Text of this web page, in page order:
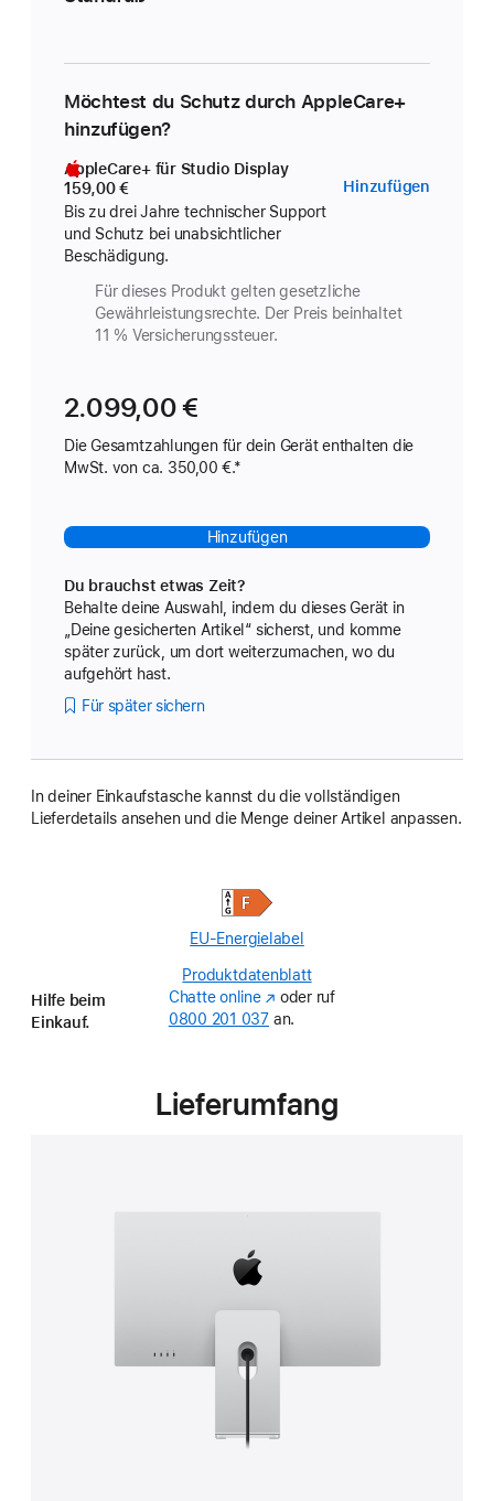
Möchtest du Schutz durch AppleCare+
hinzufügen?
AppleCare+ für Studio Display
159,00 €
Bis zu drei Jahre technischer Support
und Schutz bei unabsichtlicher
Beschädigung.
Hinzufügen
Für dieses Produkt gelten gesetzliche
Gewährleistungs­rechte. Der Preis beinhaltet
11 % Versicherungs­steuer.
2.099,00 €
Die Gesamtzahlungen für dein Gerät enthalten die
MwSt. von ca. 350,00 €.*
Hinzufügen
Du brauchst etwas Zeit?
Behalte deine Auswahl, indem du dieses Gerät in
„Deine gesicherten Artikel“ sicherst, und komme
später zurück, um dort weiterzumachen, wo du
aufgehört hast.
Für später sichern
In deiner Einkaufstasche kannst du die vollständigen
Lieferdetails ansehen und die Menge deiner Artikel anpassen.
EU-Energielabel
Produktdatenblatt(Opens
in
Hilfe beim
Einkauf.
Chatte online(Öffnet
ein
oder ruf
0800 201 037 an.
Lieferumfang